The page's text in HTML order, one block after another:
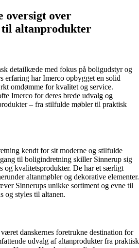
oversigt over
altanprodukter
detailkæde med fokus på boligudstyr og
erfaring har Imerco opbygget en solid
omdømme for kvalitet og service.
Imerco for deres brede udvalg og
– fra stilfulde møbler til praktisk
kendt for sit moderne og stilfulde
til boligindretning skiller Sinnerup sig
og kvalitetsprodukter. De har et særligt
altanmøbler og dekorative elementer.
Sinnerups unikke sortiment og evne til
og styles til altanen.
danskernes foretrukne destination for
udvalg af altanprodukter fra praktisk